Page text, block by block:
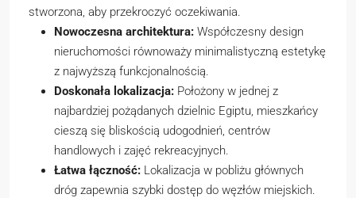
stworzona, aby przekroczyć oczekiwania.
Nowoczesna architektura: Współczesny design
nieruchomości równoważy minimalistyczną estetykę
z najwyższą funkcjonalnością.
Doskonała lokalizacja: Położony w jednej z
najbardziej pożądanych dzielnic Egiptu, mieszkańcy
cieszą się bliskością udogodnień, centrów
handlowych i zajęć rekreacyjnych.
Łatwa łączność: Lokalizacja w pobliżu głównych
dróg zapewnia szybki dostęp do węzłów miejskich.